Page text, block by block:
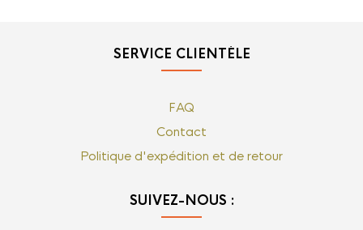
SERVICE CLIENTÈLE
FAQ
Contact
Politique d'expédition et de retour
SUIVEZ-NOUS :